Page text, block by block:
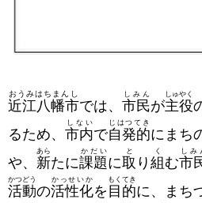
近江八幡市
おうみはちまんし
では、 市民
しみん
が主役
しゅやく
るため、 市内
しない
で自発的
じはつてき
にまち
や、 新
あら
たに課題
かだい
に取
と
り 組
く
む市
しみ
活動
かつどう
の活性化
かっせいか
を 目的
もくてき
に、まち